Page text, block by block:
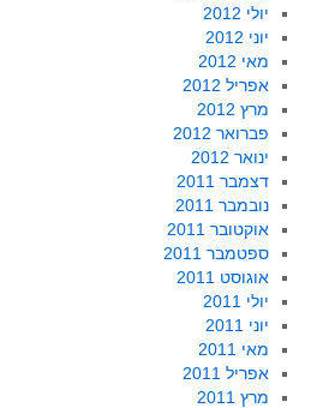
יולי 2012
יוני 2012
מאי 2012
אפריל 2012
מרץ 2012
פברואר 2012
ינואר 2012
דצמבר 2011
נובמבר 2011
אוקטובר 2011
ספטמבר 2011
אוגוסט 2011
יולי 2011
יוני 2011
מאי 2011
אפריל 2011
מרץ 2011